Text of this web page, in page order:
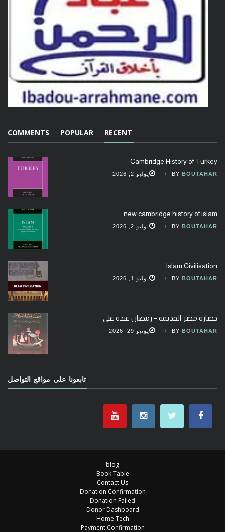
RECENT
POPULAR
COMMENTS
Cambridge History of Turkey
BY BOUTAHAR يوليو 2, 2026
new cambridge history of islam
BY BOUTAHAR يوليو 2, 2026
Islam Civilisation
BY BOUTAHAR يوليو 1, 2026
حضارة مصر القديمة – رمضان عبده علي
BY BOUTAHAR يونيو 29, 2026
تابعونا على مواقع التواصل
blog
Book Table
Contact Us
Donation Confirmation
Donation Failed
Donor Dashboard
Home Tech
Payment Confirmation